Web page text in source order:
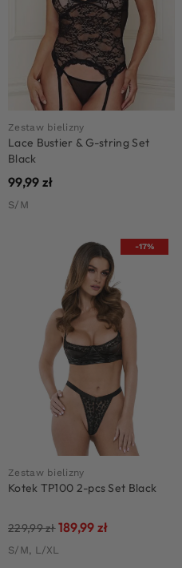
Zestaw bielizny
Lace Bustier & G-string Set
Black
99,99 zł
S/M
-17%
Zestaw bielizny
Kotek TP100 2-pcs Set Black
229,99zł189,99 zł
S/M, L/XL